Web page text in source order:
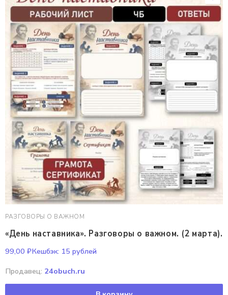
РАЗГОВОРЫ О ВАЖНОМ
«День наставника». Разговоры о важном. (2 марта).
99,00 ₽Кешбэк: 15 рублей
Продавец: 24obuch.ru